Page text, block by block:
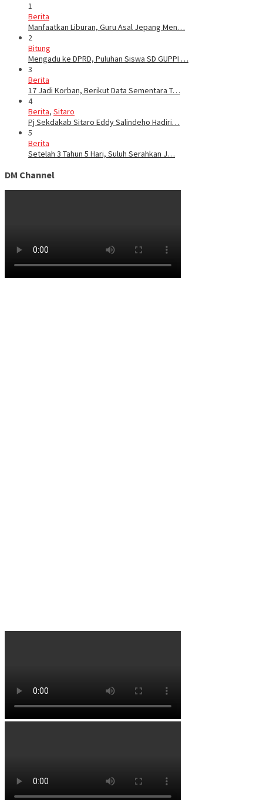
1
Berita
Manfaatkan Liburan, Guru Asal Jepang Men…
2
Bitung
Mengadu ke DPRD, Puluhan Siswa SD GUPPI …
3
Berita
17 Jadi Korban, Berikut Data Sementara T…
4
Berita, Sitaro
Pj Sekdakab Sitaro Eddy Salindeho Hadiri…
5
Berita
Setelah 3 Tahun 5 Hari, Suluh Serahkan J…
DM Channel